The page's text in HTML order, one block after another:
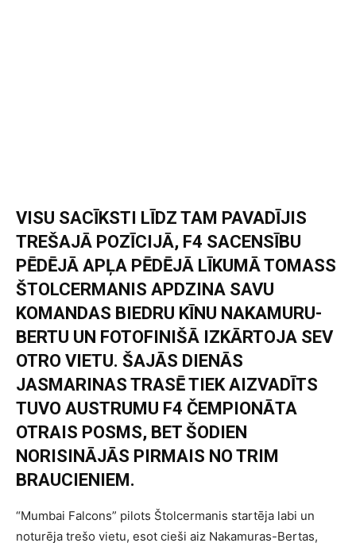
VISU SACĪKSTI LĪDZ TAM PAVADĪJIS
TREŠAJĀ POZĪCIJĀ, F4 SACENSĪBU
PĒDĒJĀ APĻA PĒDĒJĀ LĪKUMĀ TOMASS
ŠTOLCERMANIS APDZINA SAVU
KOMANDAS BIEDRU KĪNU NAKAMURU-
BERTU UN FOTOFINIŠĀ IZKĀRTOJA SEV
OTRO VIETU. ŠAJĀS DIENĀS
JASMARINAS TRASĒ TIEK AIZVADĪTS
TUVO AUSTRUMU F4 ČEMPIONĀTA
OTRAIS POSMS, BET ŠODIEN
NORISINĀJĀS PIRMAIS NO TRIM
BRAUCIENIEM.
“Mumbai Falcons” pilots Štolcermanis startēja labi un
noturēja trešo vietu, esot cieši aiz Nakamuras-Bertas,